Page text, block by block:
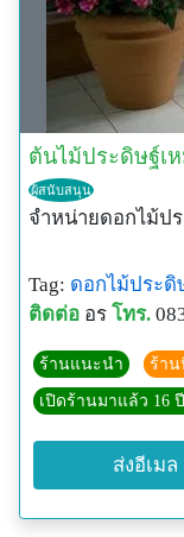
ต้นไม้ประดิษฐ์เ
ผู้สนับสนุน
จำหน่ายดอกไม้ป
Tag: ดอกไม้ประดิ
ติดต่อ อร โทร.
ร้านแนะนำ ร้าน
เปิดร้านมาแล้ว 16
ส่งอีเมล